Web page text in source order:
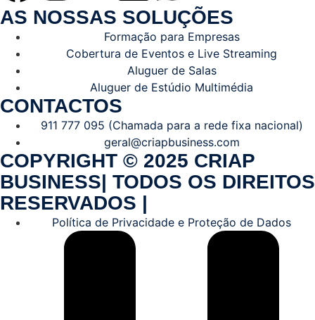
AS NOSSAS SOLUÇÕES
Formação para Empresas
Cobertura de Eventos e Live Streaming
Aluguer de Salas
Aluguer de Estúdio Multimédia
CONTACTOS
911 777 095 (Chamada para a rede fixa nacional)
geral@criapbusiness.com
COPYRIGHT © 2025 CRIAP
BUSINESS| TODOS OS DIREITOS
RESERVADOS |
Política de Privacidade e Proteção de Dados